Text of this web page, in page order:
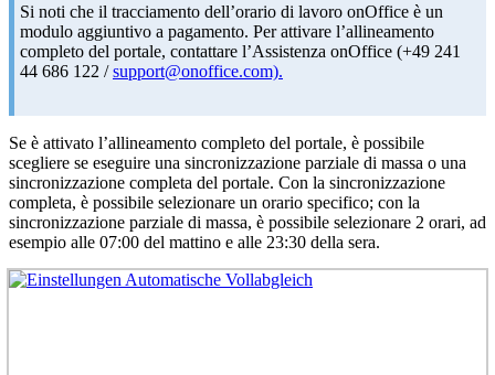
Si noti che il tracciamento dell’orario di lavoro onOffice è un
modulo aggiuntivo a pagamento. Per attivare l’allineamento
completo del portale, contattare l’Assistenza onOffice (+49 241
44 686 122 /support@onoffice.com).
Se è attivato l’allineamento completo del portale, è possibile
scegliere se eseguire una sincronizzazione parziale di massa o una
sincronizzazione completa del portale. Con la sincronizzazione
completa, è possibile selezionare un orario specifico; con la
sincronizzazione parziale di massa, è possibile selezionare 2 orari, ad
esempio alle 07:00 del mattino e alle 23:30 della sera.